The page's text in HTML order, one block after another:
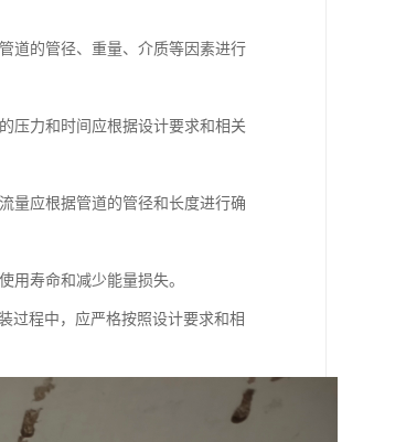
道的管径、重量、介质等因素进行
压力和时间应根据设计要求和相关
量应根据管道的管径和长度进行确
用寿命和减少能量损失。
过程中，应严格按照设计要求和相